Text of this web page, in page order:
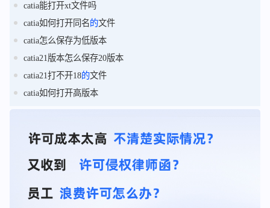
catia能打开xt文件吗
catia如何打开同名的文件
catia怎么保存为低版本
catia21版本怎么保存20版本
catia21打不开18的文件
catia如何打开高版本